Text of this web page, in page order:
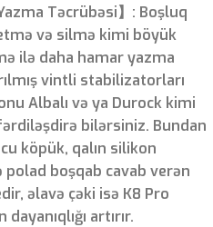
Təcrübəsi】: Boşluq
və silmə kimi böyük
ilə daha hamar yazma
vintli stabilizatorları
Albalı və ya Durock kimi
bilərsiniz. Bundan
köpük, qalın silikon
boşqab cavab verən
əlavə çəki isə K8 Pro
artırır.